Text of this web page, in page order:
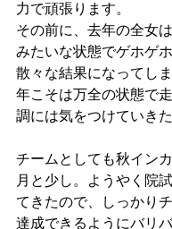
力で頑張ります。
その前に、去年の全女
みたいな状態でゲホゲ
散々な結果になってし
年こそは万全の状態で
調には気をつけていきた
チームとしても秋イン
月と少し。ようやく院
てきたので、しっかり
達成できるようにバリ